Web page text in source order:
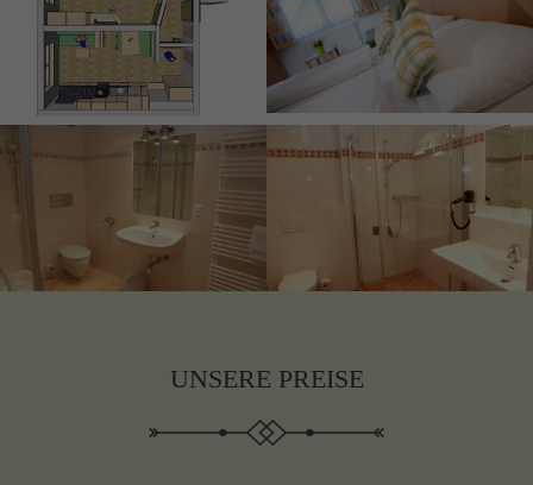
UNSERE PREISE